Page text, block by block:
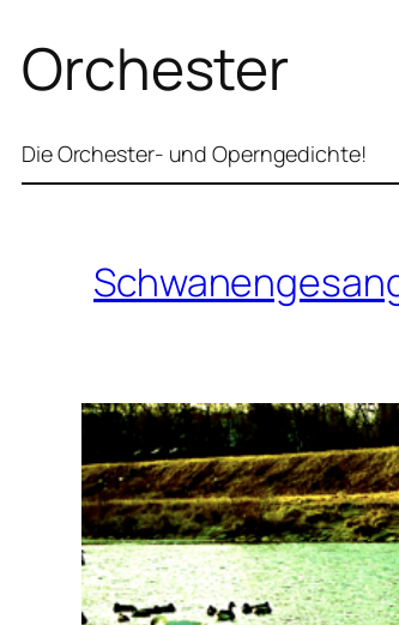
Orchester
Die Orchester- und Operngedichte!